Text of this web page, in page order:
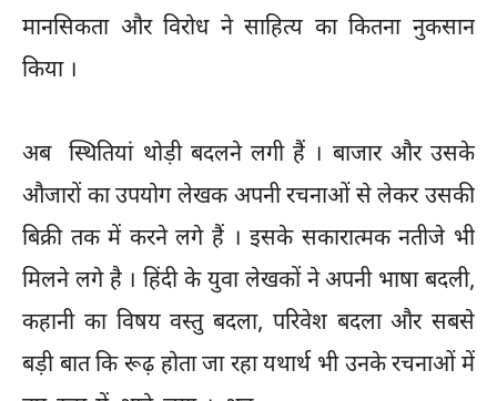
मानसिकता और विरोध ने साहित्य का कितना नुकसान
किया ।
अब स्थितियां थोड़ी बदलने लगी हैं । बाजार और उसके
औजारों का उपयोग लेखक अपनी रचनाओं से लेकर उसकी
बिक्री तक में करने लगे हैं । इसके सकारात्मक नतीजे भी
मिलने लगे है । हिंदी के युवा लेखकों ने अपनी भाषा बदली,
कहानी का विषय वस्तु बदला, परिवेश बदला और सबसे
बड़ी बात कि रूढ़ होता जा रहा यथार्थ भी उनके रचनाओं में